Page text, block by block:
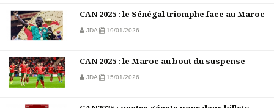
CAN 2025 : le Sénégal triomphe face au Maroc
JDA 19/01/2026
CAN 2025 : le Maroc au bout du suspense
JDA 15/01/2026